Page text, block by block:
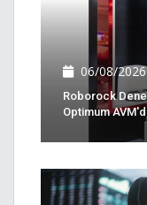
06/08/2026
Roborock
Optimum